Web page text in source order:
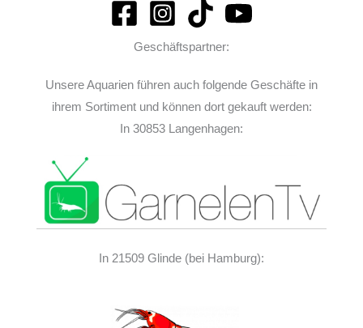
Geschäftspartner:
Unsere Aquarien führen auch folgende Geschäfte in
ihrem Sortiment und können dort gekauft werden:
In 30853 Langenhagen:
In 21509 Glinde (bei Hamburg):